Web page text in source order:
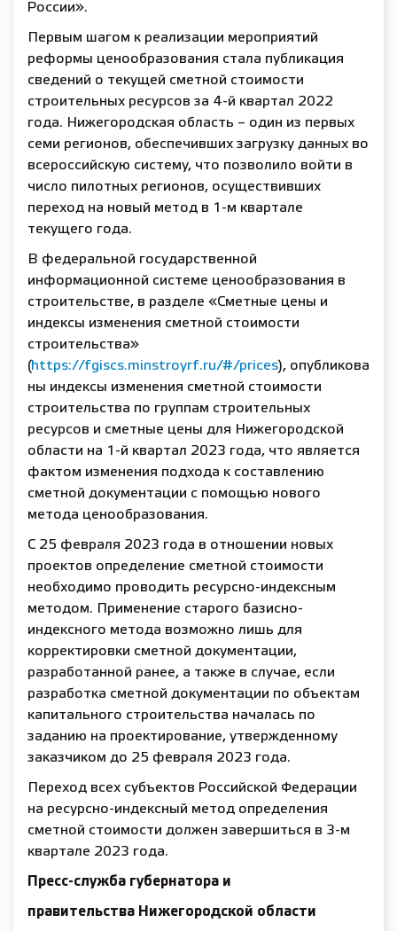
России».
Первым шагом к реализации мероприятий
реформы ценообразования стала публикация
сведений о текущей сметной стоимости
строительных ресурсов за 4-й квартал 2022
года. Нижегородская область – один из первых
семи регионов, обеспечивших загрузку данных во
всероссийскую систему, что позволило войти в
число пилотных регионов, осуществивших
переход на новый метод в 1-м квартале
текущего года.
В федеральной государственной
информационной системе ценообразования в
строительстве, в разделе «Сметные цены и
индексы изменения сметной стоимости
строительства»
(https://fgiscs.minstroyrf.ru/#/prices), опубликова
ны индексы изменения сметной стоимости
строительства по группам строительных
ресурсов и сметные цены для Нижегородской
области на 1-й квартал 2023 года, что является
фактом изменения подхода к составлению
сметной документации с помощью нового
метода ценообразования.
С 25 февраля 2023 года в отношении новых
проектов определение сметной стоимости
необходимо проводить ресурсно-индексным
методом. Применение старого базисно-
индексного метода возможно лишь для
корректировки сметной документации,
разработанной ранее, а также в случае, если
разработка сметной документации по объектам
капитального строительства началась по
заданию на проектирование, утвержденному
заказчиком до 25 февраля 2023 года.
Переход всех субъектов Российской Федерации
на ресурсно-индексный метод определения
сметной стоимости должен завершиться в 3-м
квартале 2023 года.
Пресс-служба губернатора и
правительства Нижегородской области